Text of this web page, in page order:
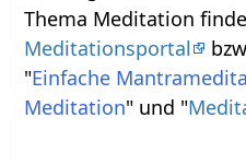
Thema Meditation
Meditationsportal
"Einfache
Meditation" und "